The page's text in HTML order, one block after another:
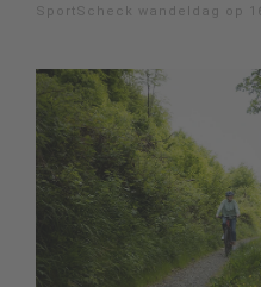
SportScheck wandeldag op